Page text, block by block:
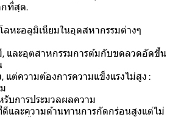
กที่สุด.
ลหะอลูมิเนียมในอุตสหากรรมต่างๆ
, และอุตสาหกรรมการต้มกับขดลวดอัดขึ้น
แต่ความต้องการความแข็งแรงไม่สูง :
รับการประมวลผลความ
และความต้านทานการกัดกร่อนสูงแต่ไม่